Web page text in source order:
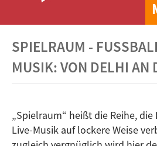
SPIELRAUM -
USIK: VON DELHI AN
„Spielraum“ heißt die Reihe,
Live-Musik auf lockere Weise